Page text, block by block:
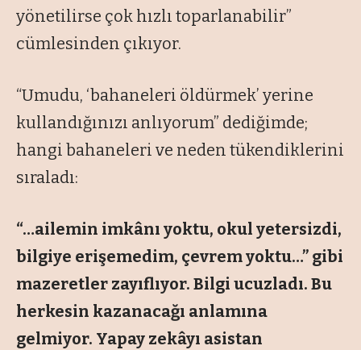
yönetilirse çok hızlı toparlanabilir”
cümlesinden çıkıyor.
“Umudu, ‘bahaneleri öldürmek’ yerine
kullandığınızı anlıyorum” dediğimde;
hangi bahaneleri ve neden tükendiklerini
sıraladı:
“…ailemin imkânı yoktu, okul yetersizdi,
bilgiye erişemedim, çevrem yoktu…” gibi
mazeretler zayıflıyor. Bilgi ucuzladı. Bu
herkesin kazanacağı anlamına
gelmiyor. Yapay zekâyı asistan